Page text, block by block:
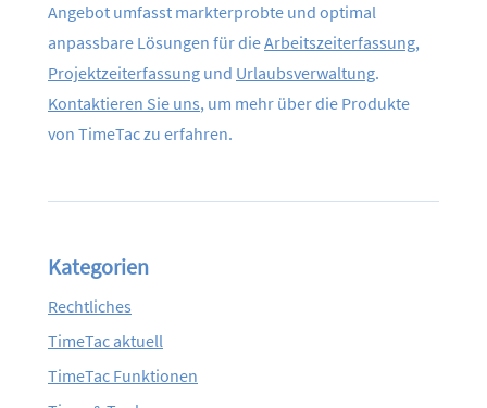
Angebot umfasst markterprobte und optimal
anpassbare Lösungen für dieArbeitszeiterfassung,
Projektzeiterfassung und Urlaubsverwaltung.
Kontaktieren Sie uns, um mehr über die Produkte
von TimeTac zu erfahren.
Kategorien
Rechtliches
TimeTac aktuell
TimeTac Funktionen